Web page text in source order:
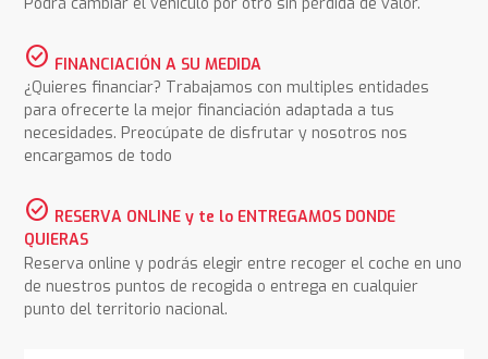
check_circle FINANCIACIÓN A SU MEDIDA
¿Quieres financiar? Trabajamos con multiples entidades
para ofrecerte la mejor financiación adaptada a tus
necesidades. Preocúpate de disfrutar y nosotros nos
encargamos de todo
check_circle RESERVA ONLINE y te lo ENTREGAMOS DONDE
QUIERAS
Reserva online y podrás elegir entre recoger el coche en uno
de nuestros puntos de recogida o entrega en cualquier
punto del territorio nacional.